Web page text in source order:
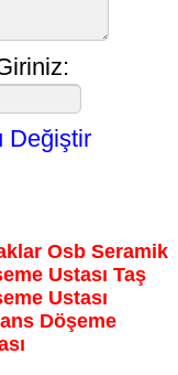
Değiştir
Osb Seramik
Ustası Taş
Ustası
Döşeme